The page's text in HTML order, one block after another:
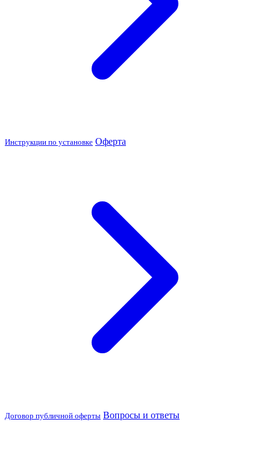
Инструкции по установке Оферта
Договор публичной оферты Вопросы и ответы